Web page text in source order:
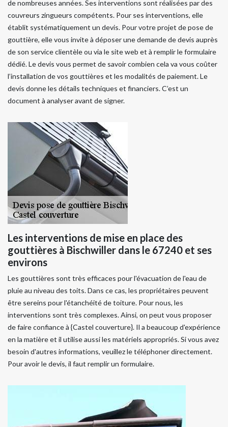
de nombreuses années. Ses interventions sont réalisées par des
couvreurs zingueurs compétents. Pour ses interventions, elle
établit systématiquement un devis. Pour votre projet de pose de
gouttière, elle vous invite à déposer une demande de devis auprès
de son service clientèle ou via le site web et à remplir le formulaire
dédié. Le devis vous permet de savoir combien cela va vous coûter
l’installation de vos gouttières et les modalités de paiement. Le
devis donne les détails techniques et financiers. C’est un
document à analyser avant de signer.
Les interventions de mise en place des
gouttières à Bischwiller dans le 67240 et ses
environs
Les gouttières sont très efficaces pour l'évacuation de l'eau de
pluie au niveau des toits. Dans ce cas, les propriétaires peuvent
être sereins pour l'étanchéité de toiture. Pour nous, les
interventions sont très complexes. Ainsi, on peut vous proposer
de faire confiance à {Castel couverture}. Il a beaucoup d'expérience
en la matière et il utilise aussi les matériels appropriés. Si vous avez
besoin d'autres informations, veuillez le téléphoner directement.
Pour avoir le devis, il faut remplir un formulaire.